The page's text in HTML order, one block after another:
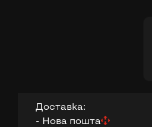
Доставка:
- Нова пошта